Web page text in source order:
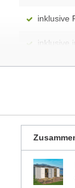
inklusive
inklusive
idealer
Dach